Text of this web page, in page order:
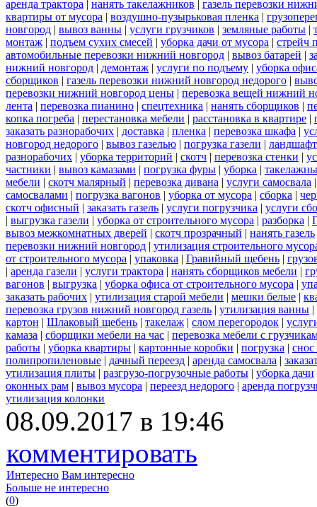
аренда трактора | нанять такелажников | газель перевозки
квартиры от мусора | воздушно-пузырьковая пленка |
новгород | вывоз ванны | услуги грузчиков | земляные работы |
монтаж | подъем сухих смесей | уборка дачи от мусора | стрейч
автомобильные перевозки нижний новгород | вывоз батарей |
нижний новгород | демонтаж | услуги по подъему | уборка
сборщиков | газель перевозки нижний новгород недорого |
перевозки нижний новгород цены | перевозка вещей нижний
лента | перевозка пианино | спецтехника | нанять сборщиков |
копка погреба | перестановка мебели | расстановка в квартире |
заказать разнорабочих | доставка | пленка | перевозка шкафа |
новгород недорого | вывоз газелью | погрузка газели |
разнорабочих | уборка территорий | скотч | перевозка стенки |
частники | вывоз камазами | погрузка фуры | уборка |
мебели | скотч малярный | перевозка дивана | услуги самосвала
самосвалами | погрузка вагонов | уборка от мусора | сборка |
скотч офисный | заказать газель | услуги погрузчика | услуги
| выгрузка газели | уборка от строительного мусора | разборка |
вывоз межкомнатных дверей | скотч прозрачный | нанять газель
перевозки нижний новгород | утилизация строительного
от строительного мусора | упаковка | Гравийный щебень |
| аренда газели | услуги трактора | нанять сборщиков мебели |
вагонов | выгрузка | уборка офиса от строительного мусора |
заказать рабочих | утилизация старой мебели | мешки белые |
перевозка грузов нижний новгород газель | утилизация ванны |
картон | Шлаковый щебень | такелаж | слом перегородок |
камаза | сборщики мебели на час | перевозка мебели с
работы | уборка квартиры | картонные коробки | погрузка | снос
полипропиленовые | дачный переезд | аренда самосвала |
утилизация плиты | разгрузо-погрузочные работы | уборка дачи
оконных рам | вывоз мусора | переезд недорого | аренда
утилизация колонки
08.09.2017 в 19:46
комментировать
Интересно Вам интересно
Больше не интересно
(0)